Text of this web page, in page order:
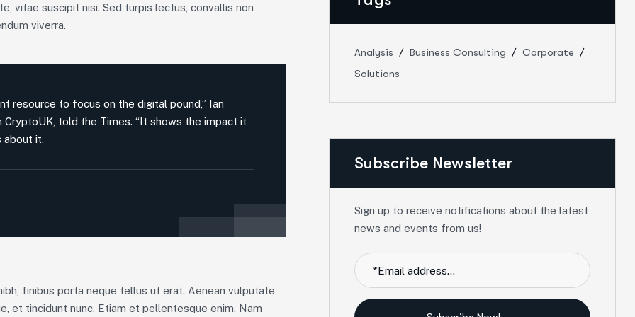
vitae suscipit nisi. Sed turpis lectus, convallis non
viverra.
resource to focus on the digital pound,” Ian
told the Times. “It shows the impact it
about it.
finibus porta neque tellus ut erat. Aenean vulputate
et tincidunt nunc. Etiam et pellentesque enim. Nam
Analysis Business Consulting
Corporate
Solutions
Subscribe Newsletter
Sign up to receive notifications about the latest
news and events from us!